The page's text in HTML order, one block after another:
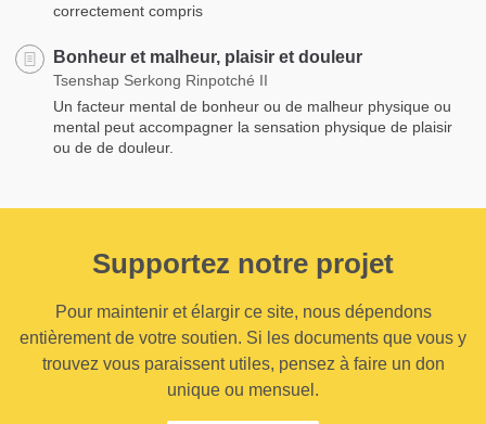
correctement compris
Bonheur et malheur, plaisir et douleur
Tsenshap Serkong Rinpotché II
Un facteur mental de bonheur ou de malheur physique ou
mental peut accompagner la sensation physique de plaisir
ou de de douleur.
Supportez notre projet
Pour maintenir et élargir ce site, nous dépendons
entièrement de votre soutien. Si les documents que vous y
trouvez vous paraissent utiles, pensez à faire un don
unique ou mensuel.